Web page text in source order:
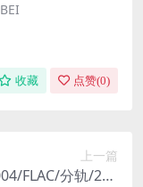
收藏 点赞(0)
上一篇
FLAC/分轨/236